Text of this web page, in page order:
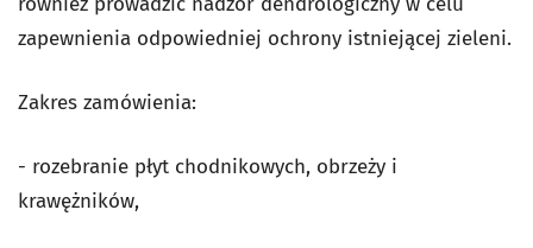
zapewnienia odpowiedniej ochrony istniejącej zieleni.
Zakres zamówienia:
- rozebranie płyt chodnikowych, obrzeży i
krawężników,